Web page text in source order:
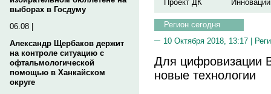
выборах в Госдуму
06.08 |
Александр Щербаков держит
на контроле ситуацию с
офтальмологической
помощью в Ханкайском
округе
Проект ДК
Инновации
Регион сегодня
10 Октября 2018, 13:17 |
Для цифровизации
новые технологии